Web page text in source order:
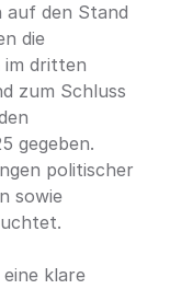
auf den Stand
die
im dritten
zum Schluss
gegeben.
politischer
sowie
klare